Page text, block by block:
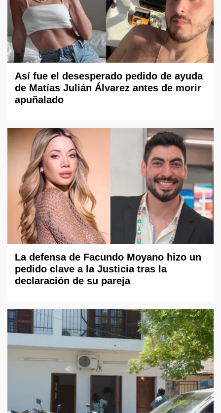
Así fue el desesperado pedido de ayuda
de Matías Julián Álvarez antes de morir
apuñalado
La defensa de Facundo Moyano hizo un
pedido clave a la Justicia tras la
declaración de su pareja